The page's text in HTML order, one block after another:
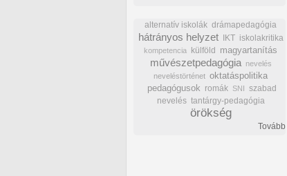
alternatív iskolák drámapedagógia
hátrányos helyzet IKT iskolakritika
kompetencia külföld magyartanítás
művészetpedagógia
nevelés
neveléstörténet oktatáspolitika
pedagógusok romák SNI szabad
nevelés tantárgy-pedagógia
örökség
Tovább